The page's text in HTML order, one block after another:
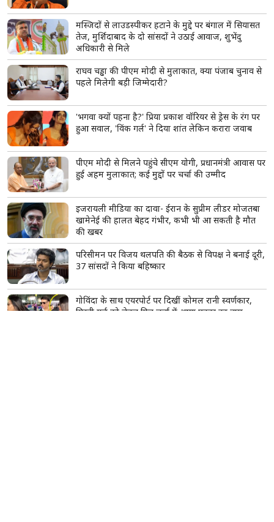
मस्जिदों से लाउडस्पीकर हटाने के मुद्दे पर बंगाल में सियासत
तेज, मुर्शिदाबाद के दो सांसदों ने उठाई आवाज, शुभेंदु
अधिकारी से मिले
राघव चड्ढा की पीएम मोदी से मुलाकात, क्या पंजाब चुनाव से
पहले मिलेगी बड़ी जिम्मेदारी?
'भगवा क्यों पहना है?' प्रिया प्रकाश वॉरियर से ड्रेस के रंग पर
हुआ सवाल, 'विंक गर्ल' ने दिया शांत लेकिन करारा जवाब
पीएम मोदी से मिलने पहुंचे सीएम योगी, प्रधानमंत्री आवास पर
हुई अहम मुलाकात; कई मुद्दों पर चर्चा की उम्मीद
इजरायली मीडिया का दावा- ईरान के सुप्रीम लीडर मोजतबा
खामेनेई की हालत बेहद गंभीर, कभी भी आ सकती है मौत
की खबर
परिसीमन पर विजय थलपति की बैठक से विपक्ष ने बनाई दूरी,
37 सांसदों ने किया बहिष्कार
गोविंदा के साथ एयरपोर्ट पर दिखीं कोमल रानी स्वर्णकार,
मिस्ट्री गर्ल को लेकर फिर चर्चा में आया एक्टर का नाम